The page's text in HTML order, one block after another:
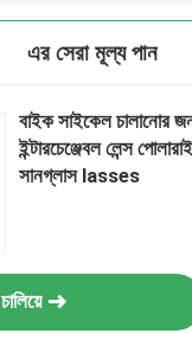
এর সেরা মূল্য পান
বাইক সাইকেল চালানোর
ইন্টারচেঞ্জেবল লেন্স
সানগ্লাস lasses
চালিয়ে